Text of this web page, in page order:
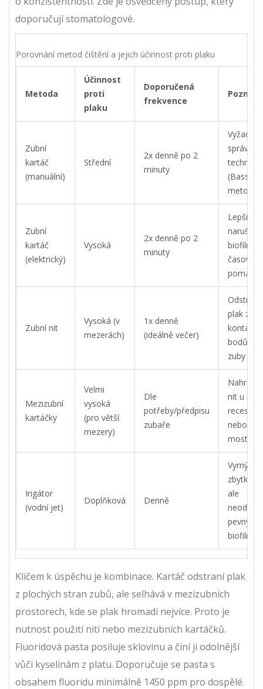
doporučují stomatologové.
Porovnání metod čištění a jejich účinnost proti plaku
Metoda
Účinnost
proti
plaku
Doporučená
frekvence
Zubní
kartáč
(manuální)
Střední
2x denně po 2
minuty
Vyžaduje
správnou
techniku
(Bassova
metoda)
Zubní
kartáč
(elektrický)
Vysoká
2x denně po 2
minuty
Lepší
narušení
biofilmu,
časovač
pomáhá
Zubní nit
Vysoká (v
mezerách)
1x denně
(ideálně večer)
plak z
bodů
zuby
Mezizubní
kartáčky
Velmi
vysoká
(pro větší
mezery)
Dle
potřeby/předpisu
zubaře
nit u lidí s
recesí
nebo
mosty
Irigátor
(vodní jet)
Doplňková Denně
Vymývá
zbytky
ale
pevný
biofilm
Klíčem k úspěchu je kombinace. Kartáč odstraní plak
z plochých stran zubů, ale selhává v mezizubních
prostorech, kde se plak hromadí nejvíce. Proto je
nutnost použití niti nebo mezizubních kartáčků.
Fluoridová pasta posiluje sklovinu a činí ji odolnější
vůči kyselinám z platu. Doporučuje se pasta s
obsahem fluoridu minimálně 1450 ppm pro dospělé.